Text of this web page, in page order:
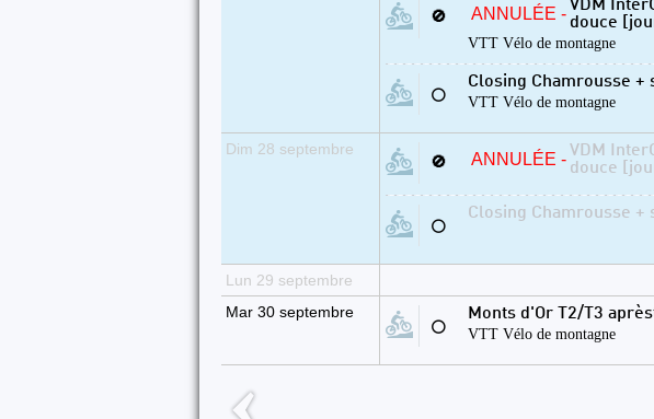
🚫 ANNULÉE -VDM
douce
VTT Vélo de montagne
⚪
Closing Chamrousse +
VTT Vélo de montagne
Dim 28 septembre
🚫 ANNULÉE - VDM
douce
⚪
Closing Chamrousse +
Lun 29 septembre
Mar 30 septembre
⚪
Monts d'Or T2/T3
VTT Vélo de montagne